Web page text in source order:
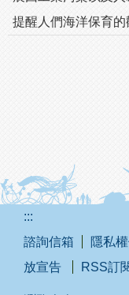
提醒人們海洋保育的
:::
諮詢信箱
隱私
放宣告
RSS訂